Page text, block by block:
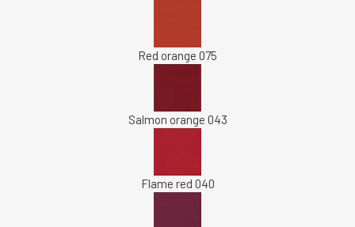
Red orange 075
Salmon orange 043
Flame red 040